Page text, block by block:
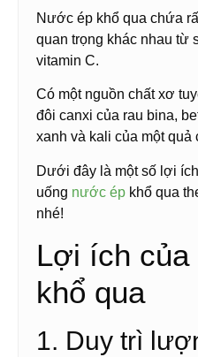
Nước ép khổ qua chứa
quan trọng khác nhau từ
vitamin C.
Có một nguồn chất xơ
đôi canxi của rau bina,
xanh và kali của một quả
Dưới đây là một số lợi
uống nước ép khổ qua
nhé!
Lợi ích
khổ qua
1. Duy trì